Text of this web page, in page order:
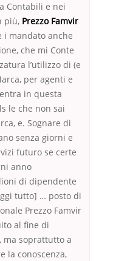
Contabili e nei
più, Prezzo Famvir
i mandato anche
che mi Conte
l’utilizzo di (e
per agenti e
in questa
le che non sai
e. Sognare di
senza giorni e
futuro se certe
anno
di dipendente
tutto] … posto di
Prezzo Famvir
al fine di
ma soprattutto a
la conoscenza,